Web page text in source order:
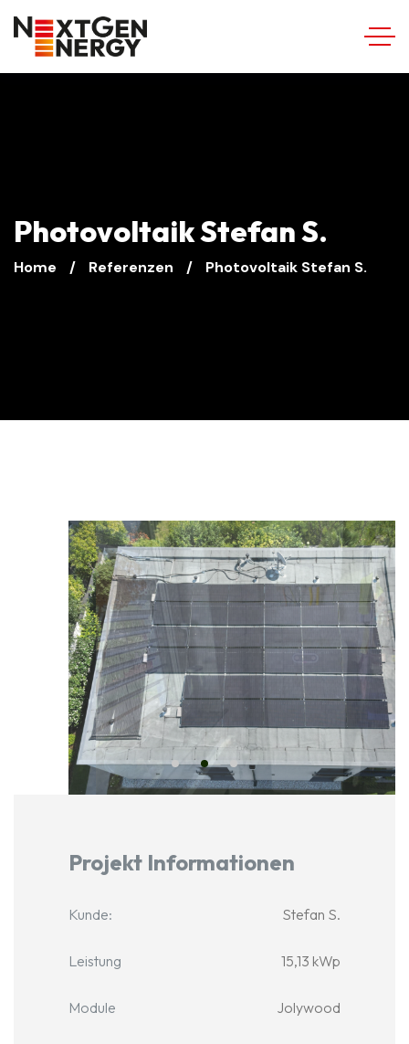
Photovoltaik Stefan S.
Home Referenzen Photovoltaik Stefan S.
Projekt Informationen
Kunde: Stefan S.
Leistung 15,13 kWp
Module Jolywood